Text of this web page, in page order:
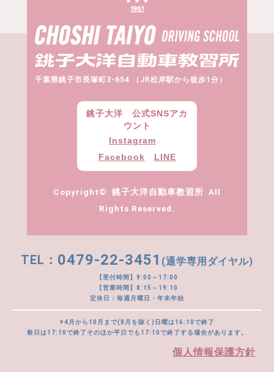
千葉県銚子市長塚町3-654 （JR松岸駅から徒歩1分）
銚子大洋 公式SNSアカ
ウント
Instagram
Facebook
LINE
Copyright© 銚子大洋自動車教習所 All
Rights Reserved.
0479-22-3451 (通学専用ダイヤル)
【受付時間】9:00～17:00
【営業時間】8:15～19:10
定休日：毎週月曜日・年末年始
※4月から10月まで(8月を除く)日曜は16:10で終了
祭日は17:10で終了そのほか平日でも17:10で終了する場合があります。
個人情報保護方針